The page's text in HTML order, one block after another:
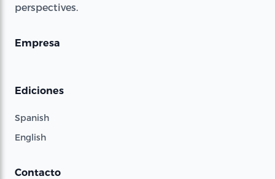
perspectives.
Empresa
Ediciones
Spanish
English
Contacto